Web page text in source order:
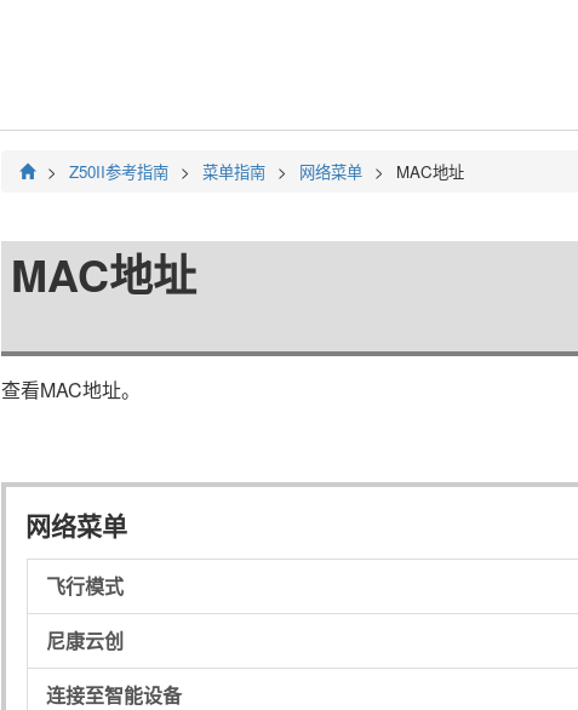
Z50II参考指南 菜单指南 网络菜单 MAC地址
MAC地址
查看MAC地址。
网络菜单
飞行模式
尼康云创
连接至智能设备